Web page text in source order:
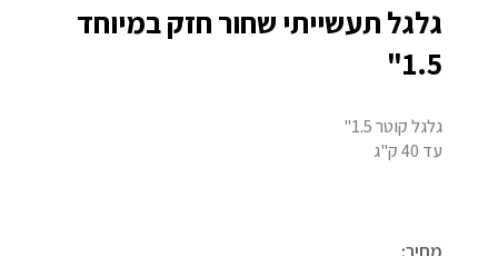
גלגל תעשייתי שחור חזק במיוחד
1.5"
גלגל קוטר 1.5"
עד 40 ק"ג